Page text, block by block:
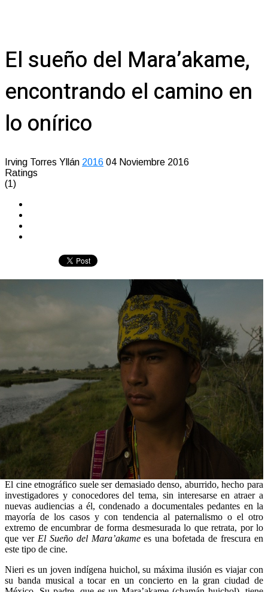
El sueño del Mara’akame,
encontrando el camino en
lo onírico
Irving Torres Yllán 2016 04 Noviembre 2016
Ratings
(1)
El cine etnográfico suele ser demasiado denso, aburrido, hecho para
investigadores y conocedores del tema, sin interesarse en atraer a
nuevas audiencias a él, condenado a documentales pedantes en la
mayoría de los casos y con tendencia al paternalismo o el otro
extremo de encumbrar de forma desmesurada lo que retrata, por lo
que ver El Sueño del Mara’akamees una bofetada de frescura en
este tipo de cine.
Nieri es un joven indígena huichol, su máxima ilusión es viajar con
su banda musical a tocar en un concierto en la gran ciudad de